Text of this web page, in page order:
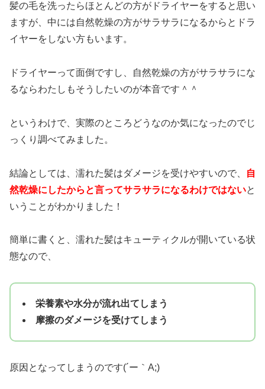
髪の毛を洗ったらほとんどの方がドライヤーをすると思い
ますが、中には自然乾燥の方がサラサラになるからとドラ
イヤーをしない方もいます。
ドライヤーって面倒ですし、自然乾燥の方がサラサラにな
るならわたしもそうしたいのが本音です＾＾
というわけで、実際のところどうなのか気になったのでじ
っくり調べてみました。
結論としては、濡れた髪はダメージを受けやすいので、
自
然乾燥にしたからと言ってサラサラになるわけではないと
いうことがわかりました！
簡単に書くと、濡れた髪はキューティクルが開いている状
態なので、
栄養素や水分が流れ出てしまう
摩擦のダメージを受けてしまう
原因となってしまうのです(´ー｀A;)